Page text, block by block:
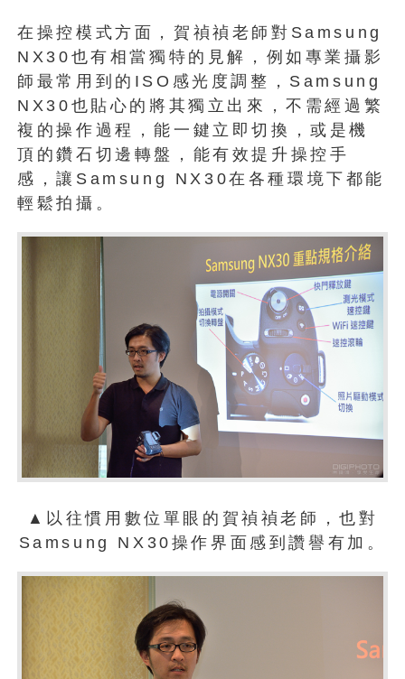
在操控模式方面，賀禎禎老師對Samsung
NX30也有相當獨特的見解，例如專業攝影
師最常用到的ISO感光度調整，Samsung
NX30也貼心的將其獨立出來，不需經過繁
複的操作過程，能一鍵立即切換，或是機
頂的鑽石切邊轉盤，能有效提升操控手
感，讓Samsung NX30在各種環境下都能
輕鬆拍攝。
▲以往慣用數位單眼的賀禎禎老師，也對
Samsung NX30操作界面感到讚譽有加。